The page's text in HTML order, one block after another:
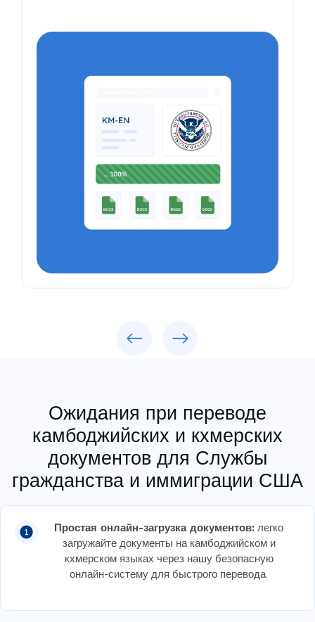
Ожидания при переводе
камбоджийских и кхмерских
документов для Службы
гражданства и иммиграции США
Простая онлайн-загрузка документов: легко
загружайте документы на камбоджийском и
кхмерском языках через нашу безопасную
онлайн-систему для быстрого перевода.